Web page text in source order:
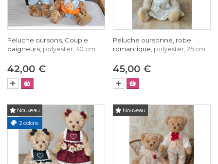
Peluche oursons, Couple
baigneurs, polyester, 30 cm
42,00 €
Peluche oursonne, robe
romantique, polyester, 25 cm
45,00 €
Nouveau
2 coloris
Nouveau